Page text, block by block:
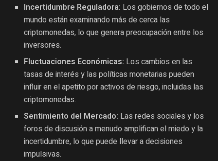
Incertidumbre Reguladora: Los gobiernos de todo el
mundo están examinando más de cerca las
criptomonedas, lo que genera preocupación entre los
inversores.
Fluctuaciones Económicas: Los cambios en las
tasas de interés y las políticas monetarias pueden
influir en el apetito por activos de riesgo, incluidas las
criptomonedas.
Sentimiento del Mercado: Las redes sociales y los
foros de discusión a menudo amplifican el miedo y la
incertidumbre, lo que puede llevar a decisiones
impulsivas.